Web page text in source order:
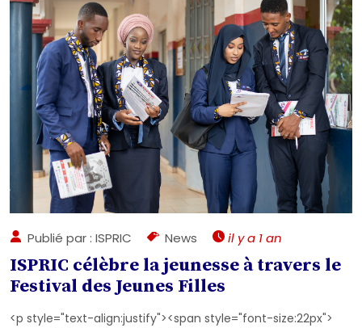
Publié par : ISPRIC News il y a 1 an
ISPRIC célèbre la jeunesse à travers le
Festival des Jeunes Filles
<p style="text-align:justify"><span style="font-size:22px">